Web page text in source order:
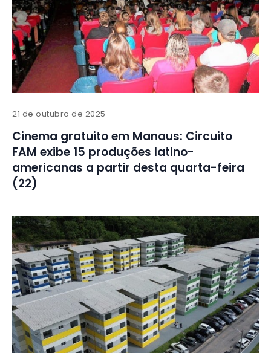
21 de outubro de 2025
Cinema gratuito em Manaus: Circuito
FAM exibe 15 produções latino-
americanas a partir desta quarta-feira
(22)